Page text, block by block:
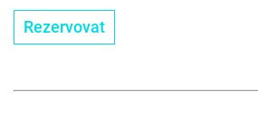
Rezervovat